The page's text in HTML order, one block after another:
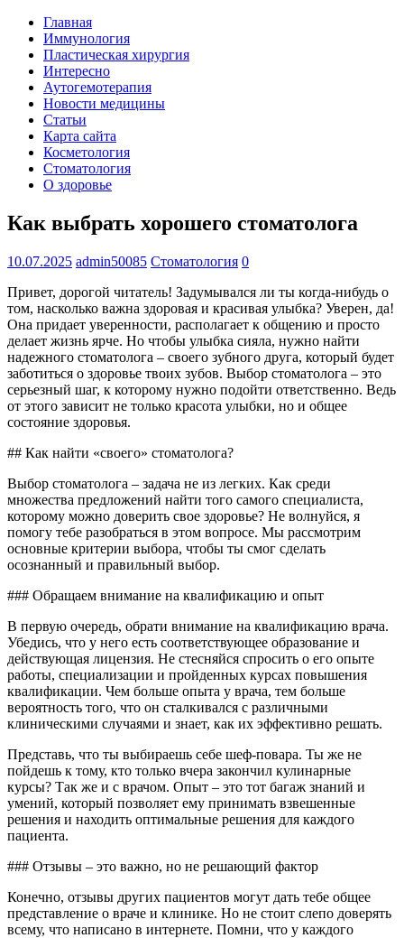
Главная
Иммунология
Пластическая хирургия
Интересно
Аутогемотерапия
Новости медицины
Статьи
Карта сайта
Косметология
Стоматология
О здоровье
Как выбрать хорошего стоматолога
10.07.2025 admin50085 Стоматология 0
Привет, дорогой читатель! Задумывался ли ты когда-нибудь о
том, насколько важна здоровая и красивая улыбка? Уверен, да!
Она придает уверенности, располагает к общению и просто
делает жизнь ярче. Но чтобы улыбка сияла, нужно найти
надежного стоматолога – своего зубного друга, который будет
заботиться о здоровье твоих зубов. Выбор стоматолога – это
серьезный шаг, к которому нужно подойти ответственно. Ведь
от этого зависит не только красота улыбки, но и общее
состояние здоровья.
## Как найти «своего» стоматолога?
Выбор стоматолога – задача не из легких. Как среди
множества предложений найти того самого специалиста,
которому можно доверить свое здоровье? Не волнуйся, я
помогу тебе разобраться в этом вопросе. Мы рассмотрим
основные критерии выбора, чтобы ты смог сделать
осознанный и правильный выбор.
### Обращаем внимание на квалификацию и опыт
В первую очередь, обрати внимание на квалификацию врача.
Убедись, что у него есть соответствующее образование и
действующая лицензия. Не стесняйся спросить о его опыте
работы, специализации и пройденных курсах повышения
квалификации. Чем больше опыта у врача, тем больше
вероятность того, что он сталкивался с различными
клиническими случаями и знает, как их эффективно решать.
Представь, что ты выбираешь себе шеф-повара. Ты же не
пойдешь к тому, кто только вчера закончил кулинарные
курсы? Так же и с врачом. Опыт – это тот багаж знаний и
умений, который позволяет ему принимать взвешенные
решения и находить оптимальные решения для каждого
пациента.
### Отзывы – это важно, но не решающий фактор
Конечно, отзывы других пациентов могут дать тебе общее
представление о враче и клинике. Но не стоит слепо доверять
всему, что написано в интернете. Помни, что у каждого